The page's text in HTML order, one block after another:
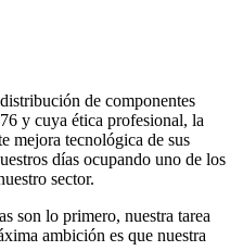
de componentes
y cuya ética profesional, la
mejora tecnológica de sus
días ocupando uno de los
sector.
son lo primero, nuestra tarea
ambición es que nuestra